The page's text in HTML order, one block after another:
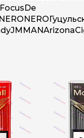
Focus De
NERO NERO
JM MANArizona